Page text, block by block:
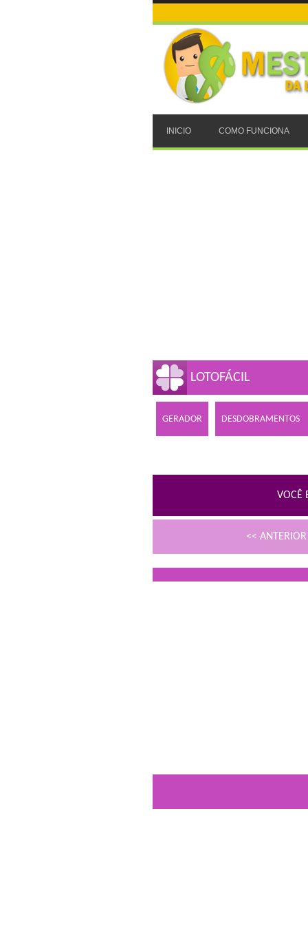
INICIO COMO FUNCIONA
LOTOFÁCIL
GERADOR DESDOBRAMENTOS
VOCÊ
<<